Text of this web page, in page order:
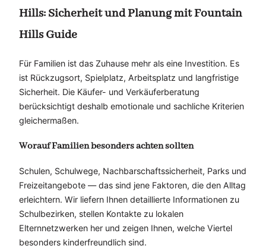
Hills: Sicherheit und Planung mit Fountain
Hills Guide
Für Familien ist das Zuhause mehr als eine Investition. Es
ist Rückzugsort, Spielplatz, Arbeitsplatz und langfristige
Sicherheit. Die Käufer- und Verkäuferberatung
berücksichtigt deshalb emotionale und sachliche Kriterien
gleichermaßen.
Worauf Familien besonders achten sollten
Schulen, Schulwege, Nachbarschaftssicherheit, Parks und
Freizeitangebote — das sind jene Faktoren, die den Alltag
erleichtern. Wir liefern Ihnen detaillierte Informationen zu
Schulbezirken, stellen Kontakte zu lokalen
Elternnetzwerken her und zeigen Ihnen, welche Viertel
besonders kinderfreundlich sind.